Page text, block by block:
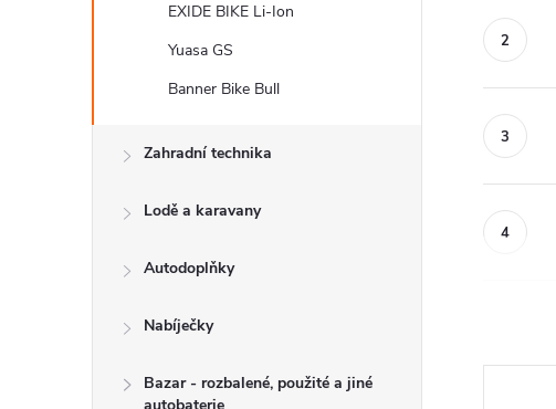
e
EXIDE BIKE Li-Ion
Yuasa GS
Banner Bike Bull
Zahradní technika
Lodě a karavany
Autodoplňky
Nabíječky
Bazar - rozbalené, použité a jiné